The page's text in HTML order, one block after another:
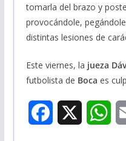
tomarla del brazo y
provocándole,
distintas lesiones de
Este viernes, la jueza
futbolista de Boca es
W